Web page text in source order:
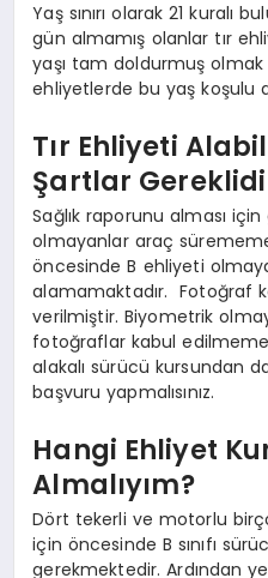
Yaş sınırı olarak 21 kuralı
gün almamış olanlar tır
yaşı tam doldurmuş
ehliyetlerde bu yaş koşulu
Tır Ehliyeti
Şartlar
Sağlık raporunu alması
olmayanlar araç
öncesinde B ehliyeti
alamamaktadır. Fotoğraf
verilmiştir. Biyometrik
fotoğraflar kabul
alakalı sürücü kursundan
başvuru yapmalısınız.
Hangi Ehliyet
Almalıyım?
Dört tekerli ve motorlu
için öncesinde B sınıfı
gerekmektedir. Ardından